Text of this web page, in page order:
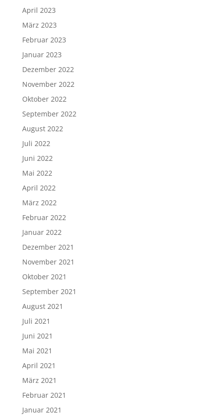
April 2023
März 2023
Februar 2023
Januar 2023
Dezember 2022
November 2022
Oktober 2022
September 2022
August 2022
Juli 2022
Juni 2022
Mai 2022
April 2022
März 2022
Februar 2022
Januar 2022
Dezember 2021
November 2021
Oktober 2021
September 2021
August 2021
Juli 2021
Juni 2021
Mai 2021
April 2021
März 2021
Februar 2021
Januar 2021